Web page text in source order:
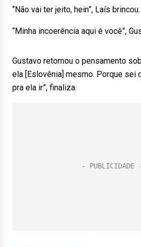
“Não vai ter jeito, hein”, Laís brincou.
“Minha incoerência aqui é você”,
Gustavo retomou o pensamento
ela [Eslovênia] mesmo. Porque sei
pra ela ir”, finaliza.